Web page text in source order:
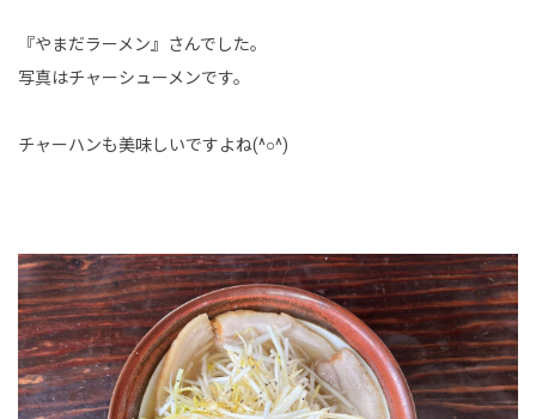
『やまだラーメン』さんでした。
写真はチャーシューメンです。
チャーハンも美味しいですよね(^○^)